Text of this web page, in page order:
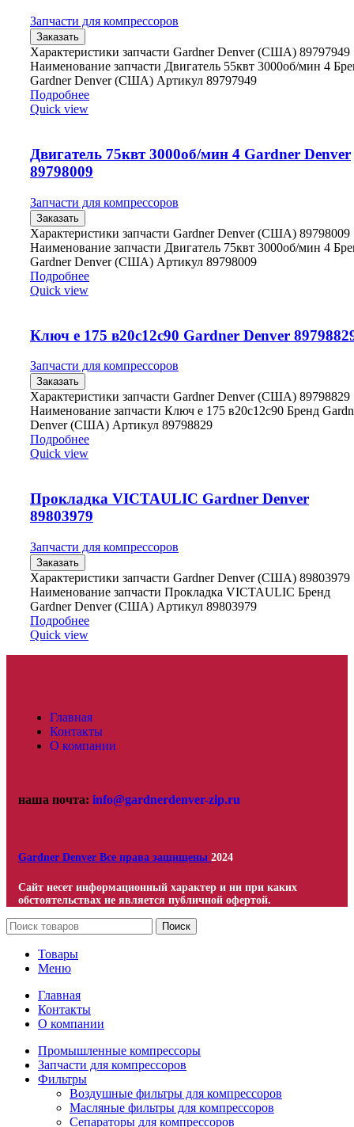
Запчасти для компрессоров
Заказать
Характеристики запчасти Gardner Denver (США) 89797949
Наименование запчасти Двигатель 55квт 3000об/мин 4
Gardner Denver (США) Артикул 89797949
Подробнее
Quick view
Двигатель 75квт 3000об/мин 4 Gardner Denver
89798009
Запчасти для компрессоров
Заказать
Характеристики запчасти Gardner Denver (США) 89798009
Наименование запчасти Двигатель 75квт 3000об/мин 4
Gardner Denver (США) Артикул 89798009
Подробнее
Quick view
Ключ е 175 в20с12с90 Gardner Denver
Запчасти для компрессоров
Заказать
Характеристики запчасти Gardner Denver (США) 89798829
Наименование запчасти Ключ е 175 в20с12с90 Бренд
Denver (США) Артикул 89798829
Подробнее
Quick view
Прокладка VICTAULIC Gardner Denver
89803979
Запчасти для компрессоров
Заказать
Характеристики запчасти Gardner Denver (США) 89803979
Наименование запчасти Прокладка VICTAULIC Бренд
Gardner Denver (США) Артикул 89803979
Подробнее
Quick view
Главная
Контакты
О компании
наша почта: info@gardnerdenver-zip.ru
Gardner Denver Все права защищены 2024
Сайт несет информационный характер и ни при каких
обстоятельствах не является публичной офертой.
Поиск
Товары
Меню
Главная
Контакты
О компании
Промышленные компрессоры
Запчасти для компрессоров
Фильтры
Воздушные фильтры для компрессоров
Масляные фильтры для компрессоров
Сепараторы для компрессоров